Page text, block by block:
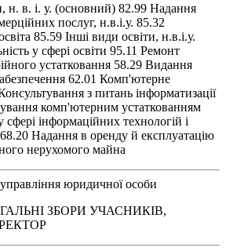
н. в. і. у. (основний) 82.99 Надання
послуг, н.в.і.у. 85.32
85.59 Інші види освіти, н.в.і.у.
у сфері освіти 95.11 Ремонт
устатковання 58.29 Видання
62.01 Комп'ютерне
з питань інформатизації
комп'ютерним устаткованням
сфері інформаційних технологій і
Надання в оренду й експлуатацію
нерухомого майна
юридичної особи
ЗБОРИ УЧАСНИКІВ,